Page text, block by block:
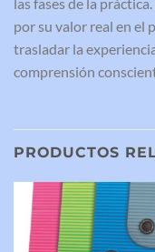
por su valor real en el
trasladar la
comprensión
PRODUCTOS